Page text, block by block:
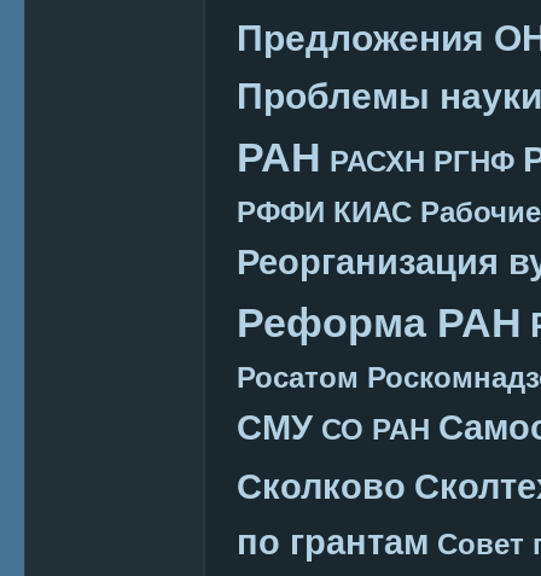
Предложения
Проблемы науки
РАН РАСХН РГНФ
РФФИ КИАС
Реорганизация
Реформа РАН
Росатом
СМУ СО РАН
Сколково
по грантам Совет